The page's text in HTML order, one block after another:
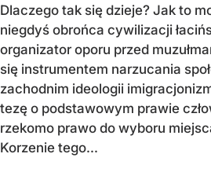
Dlaczego tak się dzieje? Jak to
niegdyś obrońca cywilizacji
organizator oporu przed
się instrumentem narzucania
zachodnim ideologii
tezę o podstawowym prawie
rzekomo prawo do wyboru
Korzenie tego...